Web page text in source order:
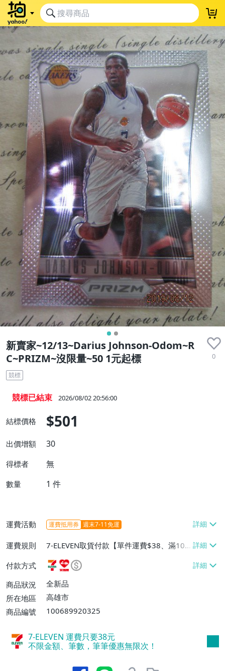
新賣家~12/13~Darius Johnson-Odom~R
C~PRIZM~沒限量~50 1元起標
0
競標
競標已結束 2026/08/02 20:56:00
結標價格 $501
出價增額 30
得標者 無
數量 1 件
運費活動 運費抵用券 週末7-11免運
運費規則
7-ELEVEN取貨付款【單件運費$38、滿100
件或消費滿$1000000免運費】、7-ELEVEN
取貨不付款【單件運費$38】、萊爾富取貨
付款【單件運費$60、滿50件或消費滿$30
0000免運費】、郵局掛號【單件運費$50、
付款方式
商品狀況
全新品
所在地區
高雄市
商品編號
100689920325
7-ELEVEN 運費只要38元
不限金額、筆數，筆筆優惠無限次！